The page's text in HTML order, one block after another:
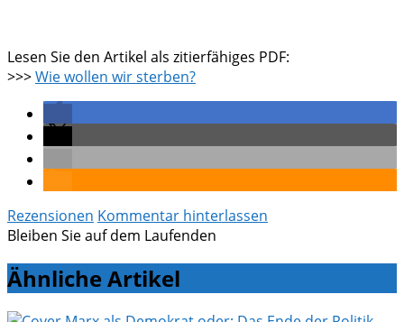
Lesen Sie den Artikel als zitierfähiges PDF:
>>>Wie wollen wir sterben?
Rezensionen Kommentar hinterlassen
Bleiben Sie auf dem Laufenden
Ähnliche Artikel